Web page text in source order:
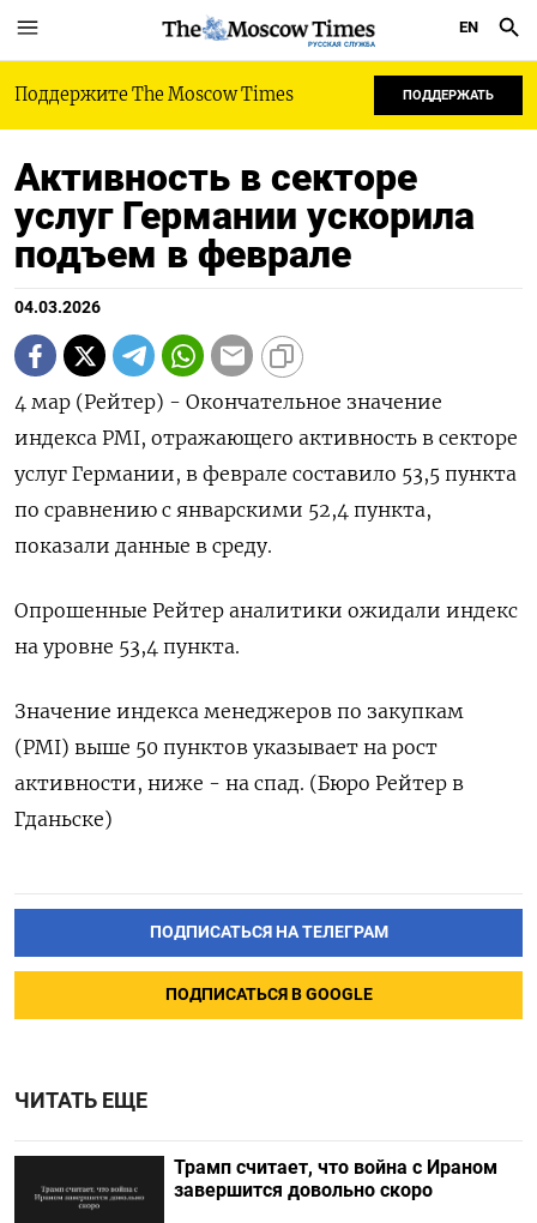
РУССКАЯ СЛУЖБА
EN
Поддержите The Moscow Times ПОДДЕРЖАТЬ
Активность в секторе
услуг Германии ускорила
подъем в феврале
04.03.2026
4 мар (Рейтер) - Окончательное значение
‌индекса PMI, отражающего активность ​в секторе ​
услуг ​Германии, ⁠в ‌феврале составило 53,5 ‌пункта
по сравнению ​с ‌январскими 52,4 ​пункта,
показали данные ‌в среду.
Опрошенные Рейтер аналитики ​ожидали ​индекс
‌на ​уровне 53,4 пункта.
Значение индекса менеджеров по закупкам
(PMI) выше 50 пунктов ​указывает ⁠на рост
‌активности, ниже - ‌на спад. (Бюро ​Рейтер в
‌Гданьске)
ПОДПИСАТЬСЯ НА ТЕЛЕГРАМ
ПОДПИСАТЬСЯ В GOOGLE
ЧИТАТЬ ЕЩЕ
Трамп считает, что война с Ираном
завершится довольно скоро